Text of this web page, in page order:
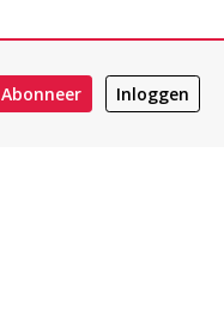
Abonneer Inloggen